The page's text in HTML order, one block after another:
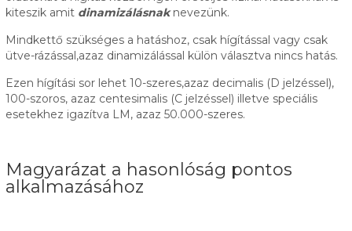
kiteszik amit dinamizálásnak nevezünk.
Mindkettő szükséges a hatáshoz, csak hígítással vagy csak
ütve-rázással,azaz dinamizálással külön választva nincs hatás.
Ezen hígítási sor lehet 10-szeres,azaz decimalis (D jelzéssel),
100-szoros, azaz centesimalis (C jelzéssel) illetve speciális
esetekhez igazítva LM, azaz 50.000-szeres.
Magyarázat a hasonlóság pontos
alkalmazásához